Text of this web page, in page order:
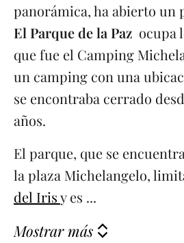
panorámica, ha abierto un
El Parque de la Paz ocupa
que fue el Camping
un camping con una
se encontraba cerrado
años.
El parque, que se
la plaza Michelangelo,
del Irisy es ...
Mostrar más